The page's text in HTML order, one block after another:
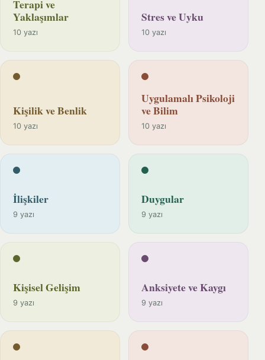
Terapi ve
Yaklaşımlar
10 yazı
Stres ve Uyku
10 yazı
Kişilik ve Benlik
10 yazı
Uygulamalı Psikoloji
ve Bilim
10 yazı
İlişkiler
9 yazı
Duygular
9 yazı
Kişisel Gelişim
9 yazı
Anksiyete ve Kaygı
9 yazı